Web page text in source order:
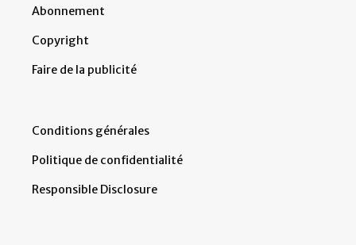
Abonnement
Copyright
Faire de la publicité
Conditions générales
Politique de confidentialité
Responsible Disclosure